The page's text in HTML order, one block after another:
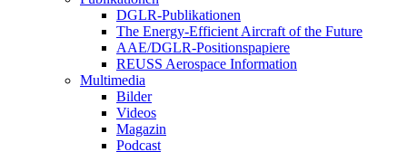
DGLR-Publikationen
The Energy-Efficient Aircraft of the Future
AAE/DGLR-Positionspapiere
REUSS Aerospace Information
Multimedia
Bilder
Videos
Magazin
Podcast